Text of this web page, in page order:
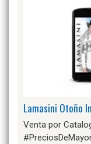
Lamasini Otoño
Venta por